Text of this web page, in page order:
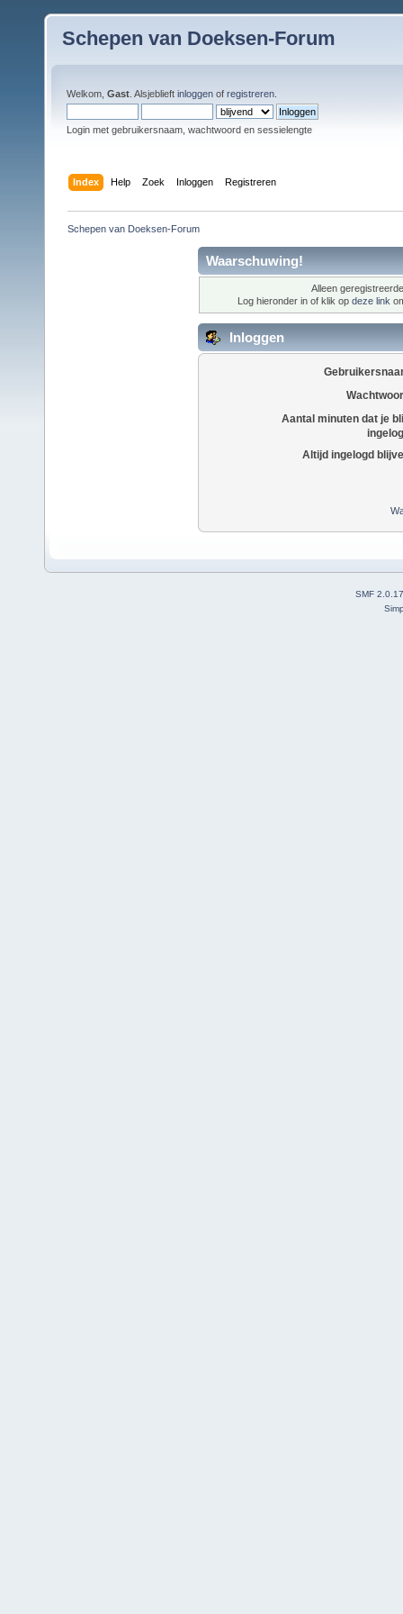
Schepen van Doeksen-Forum
Welkom, Gast . Alsjeblieft inloggen of registreren
Login met gebruikersnaam, wachtwoord en sessielengte
Index Help Zoek Inloggen Registreren
Schepen van Doeksen-Forum
Waarschuwing!
Alleen
Log hieronder in of klik op deze link
Inloggen
Aantal minuten dat je
Altijd ingelogd
SMF 2.0.17